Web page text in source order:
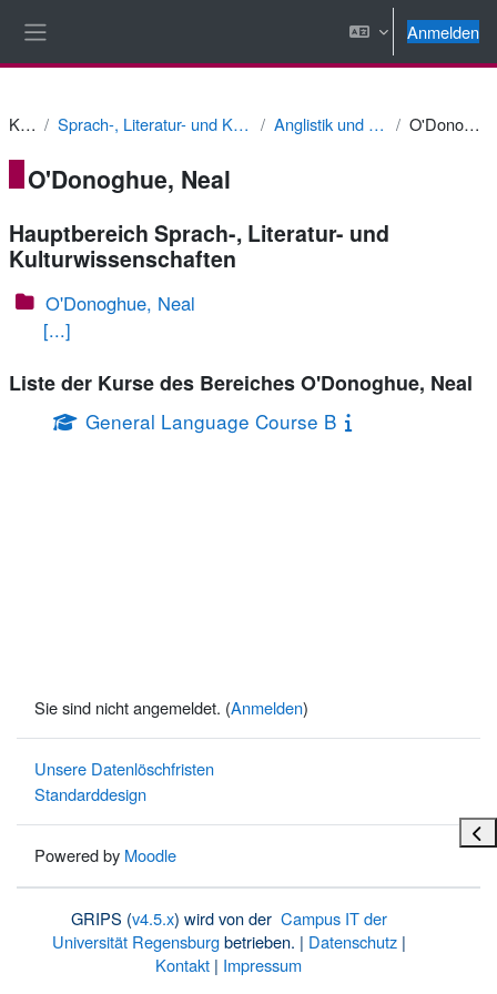
Anmelden
Kurse Sprach-, Literatur- und Kulturwissenschaften Anglistik und Amerikanistik O'Donoghue, Neal
O'Donoghue, Neal
Hauptbereich Sprach-, Literatur- und
Kulturwissenschaften
O'Donoghue, Neal
[...]
Liste der Kurse des Bereiches O'Donoghue, Neal
General Language Course B
Sie sind nicht angemeldet. (Anmelden)
Unsere Datenlöschfristen
Standarddesign
Powered by Moodle
GRIPS (v4.5.x) wird von der Campus IT der
Universität Regensburgbetrieben. | Datenschutz|
Kontakt | Impressum